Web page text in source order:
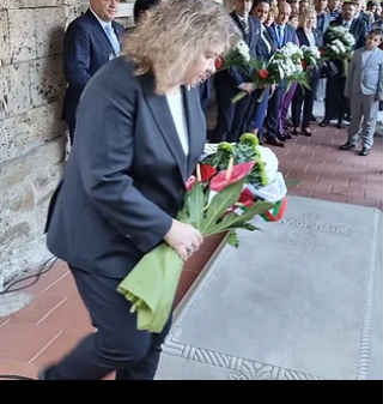
повод 117 години од...